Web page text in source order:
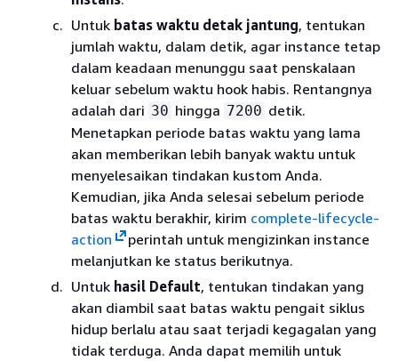
Untuk batas waktu detak jantung, tentukan
jumlah waktu, dalam detik, agar instance tetap
dalam keadaan menunggu saat penskalaan
keluar sebelum waktu hook habis. Rentangnya
adalah dari 30 hingga 7200 detik.
Menetapkan periode batas waktu yang lama
akan memberikan lebih banyak waktu untuk
menyelesaikan tindakan kustom Anda.
Kemudian, jika Anda selesai sebelum periode
batas waktu berakhir, kirim complete-lifecycle-
action
perintah untuk mengizinkan instance
melanjutkan ke status berikutnya.
Untuk hasil Default, tentukan tindakan yang
akan diambil saat batas waktu pengait siklus
hidup berlalu atau saat terjadi kegagalan yang
tidak terduga. Anda dapat memilih untuk